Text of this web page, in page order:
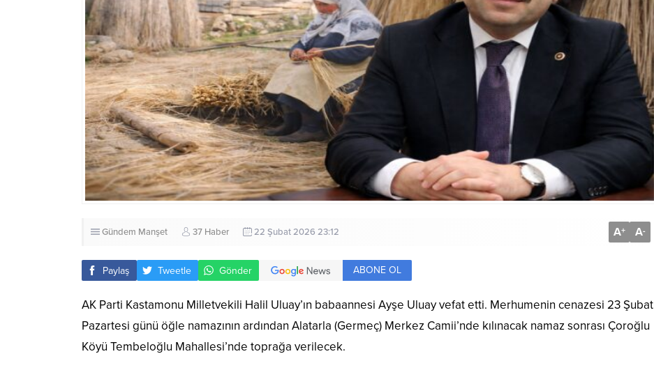
Gündem Manşet 37 Haber 22 Şubat 2026 23:12 A+ A-
Paylaş Tweetle Gönder ABONE OL
AK Parti Kastamonu Milletvekili Halil Uluay’ın babaannesi Ayşe Uluay vefat etti. Merhumenin cenazesi 23 Şubat
Pazartesi günü öğle namazının ardından Alatarla (Germeç) Merkez Camii’nde kılınacak namaz sonrası Çoroğlu
Köyü Tembeloğlu Mahallesi’nde toprağa verilecek.